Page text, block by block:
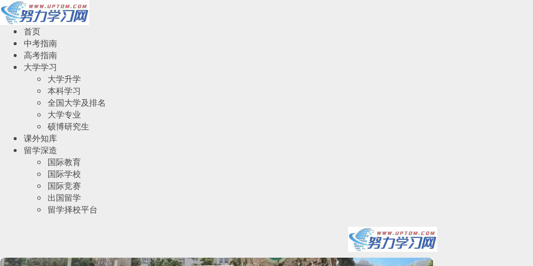
首页
中考指南
高考指南
大学学习
大学升学
本科学习
全国大学及排名
大学专业
硕博研究生
课外知库
留学深造
国际教育
国际学校
国际竞赛
出国留学
留学择校平台